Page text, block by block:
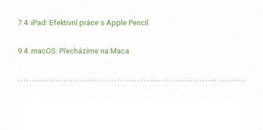
7.4. iPad: Efektivní práce s Apple Pencil
9.4. macOS: Přecházíme na Maca